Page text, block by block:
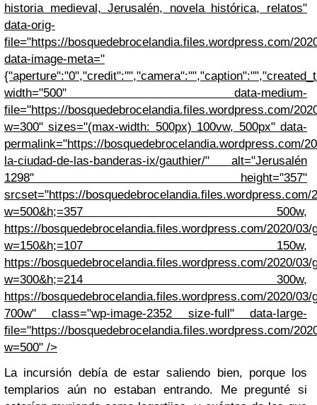
historia medieval, Jerusalén, novela histórica, relatos"
data-orig-
file="https://bosquedebrocelandia.files.wordpress.com/
data-image-meta="
width="500" data-medium-
file="https://bosquedebrocelandia.files.wordpress.com/
w=300" sizes="(max-width: 500px) 100vw, 500px" data-
permalink="https://bosquedebrocelandia.wordpress.com/
la-ciudad-de-las-banderas-ix/gauthier/" alt="Jerusalén
1298" height="357"
srcset="https://bosquedebrocelandia.files.wordpress.com/
w=500&h;=357 500w,
https://bosquedebrocelandia.files.wordpress.com/2020/03/
w=150&h;=107 150w,
https://bosquedebrocelandia.files.wordpress.com/2020/03/
w=300&h;=214 300w,
https://bosquedebrocelandia.files.wordpress.com/2020/03/
700w" class="wp-image-2352 size-full" data-large-
file="https://bosquedebrocelandia.files.wordpress.com/
w=500" />
La incursión debía de estar saliendo bien, porque los
templarios aún no estaban entrando. Me pregunté si